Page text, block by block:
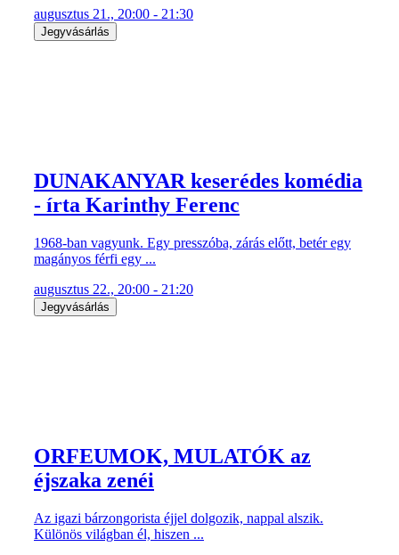
augusztus 21., 20:00 - 21:30
Jegyvásárlás
DUNAKANYAR keserédes komédia
- írta Karinthy Ferenc
1968-ban vagyunk. Egy presszóba, zárás előtt, betér egy
magányos férfi egy ...
augusztus 22., 20:00 - 21:20
Jegyvásárlás
ORFEUMOK, MULATÓK az
éjszaka zenéi
Az igazi bárzongorista éjjel dolgozik, nappal alszik.
Különös világban él, hiszen ...